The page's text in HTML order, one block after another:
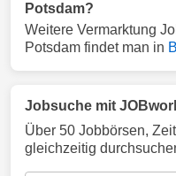
Potsdam?
Weitere Vermarktung
Potsdam findet man in
Jobsuche mit
Über 50 Jobbörsen,
gleichzeitig